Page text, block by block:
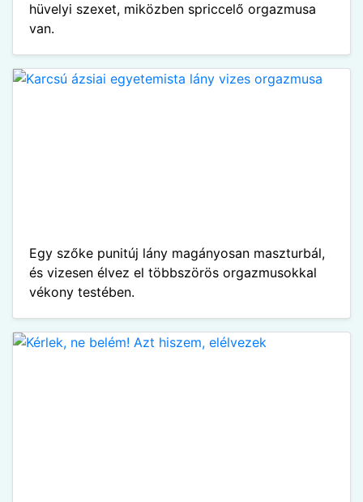
hüvelyi szexet, miközben spriccelő orgazmusa
van.
Egy szőke punitúj lány magányosan maszturbál,
és vizesen élvez el többszörös orgazmusokkal
vékony testében.